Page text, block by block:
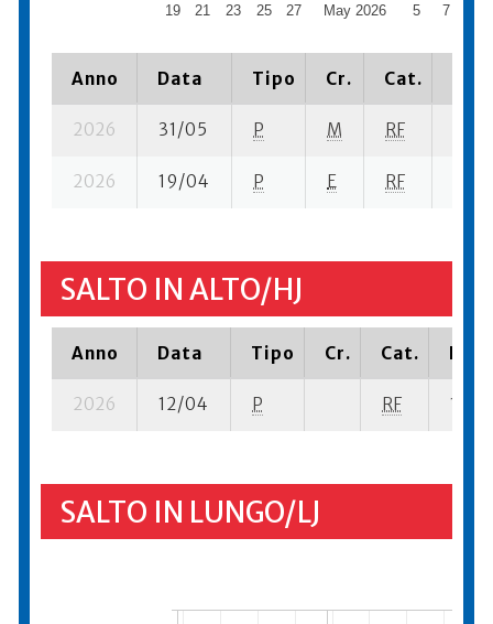
May 2026
19 21 23 25 27 5 7
Anno Data Tipo Cr. Cat.
2026 31/05 P M RF
2026 19/04 P E RF
SALTO IN ALTO/HJ
Anno Data Tipo Cr. Cat.
2026 12/04 P RF 12
SALTO IN LUNGO/LJ